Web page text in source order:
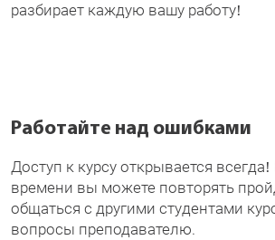
разбирает каждую вашу работу!
Работайте над ошибками
Доступ к курсу открывается всегда!
времени вы можете повторять
общаться с другими студентами
вопросы преподавателю.